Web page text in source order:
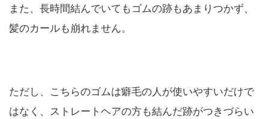
また、長時間結んでいてもゴムの跡もあまりつかず、
髪のカールも崩れません。
ただし、こちらのゴムは癖毛の人が使いやすいだけで
はなく、ストレートヘアの方も結んだ跡がつきづらい